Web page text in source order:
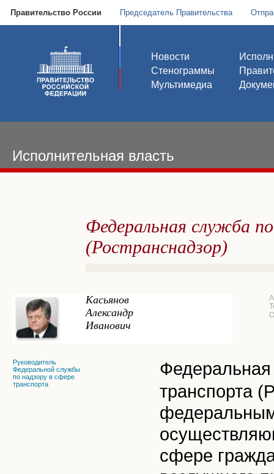
Правительство России Председатель Правительства
Новости
Стенограммы
Мультимедиа
Исполнительная власть
Федеральная служба
(Ространснадзор)
Касьянов
Александр
Иванович
Руководитель
Федеральной службы
по надзору в сфере
транспорта
транспорта
сфере